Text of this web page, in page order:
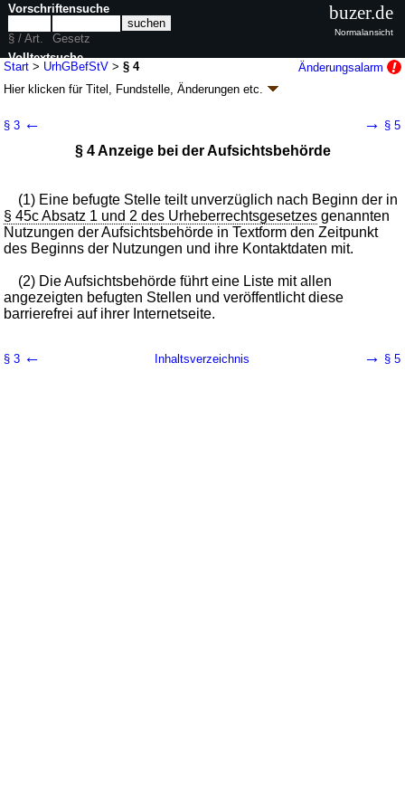
Start > UrhGBefStV >§ 4
Änderungsalarm
Hier klicken fürTitel, Fundstelle, Änderungen etc.
Urheberrechtsgesetz (UrhGBefStV)
V. v. 08.12.2018BGBl. I S. 2423( Nr. 45 )
§ 3 ← → § 5
§ 4 Anzeige bei der Aufsichtsbehörde
(1) Eine befugte Stelle teilt unverzüglich nach Beginn der in
§ 45c Absatz 1 und 2 des Urheberrechtsgesetzes genannten
Nutzungen der Aufsichtsbehörde in Textform den Zeitpunkt
des Beginns der Nutzungen und ihre Kontaktdaten mit.
(2) Die Aufsichtsbehörde führt eine Liste mit allen
angezeigten befugten Stellen und veröffentlicht diese
barrierefrei auf ihrer Internetseite.
§ 3 ← Inhaltsverzeichnis → § 5
Vorschriftensuche
§ / Art.
Gesetz
Volltextsuche
nur in UrhGBefStV
buzer.de
Normalansicht